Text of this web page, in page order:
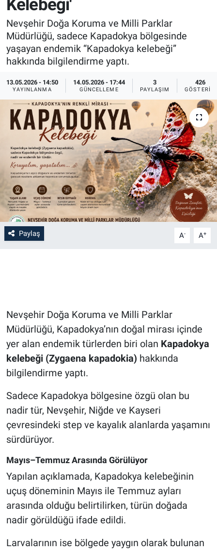
Kelebeği'
Nevşehir Doğa Koruma ve Milli Parklar
Müdürlüğü, sadece Kapadokya bölgesinde
yaşayan endemik “Kapadokya kelebeği”
hakkında bilgilendirme yaptı.
13.05.2026 - 14:50
YAYINLANMA
14.05.2026 - 17:44
GÜNCELLEME
3
PAYLAŞIM
426
GÖSTERIM
Paylaş A- A+
Nevşehir Doğa Koruma ve Milli Parklar
Müdürlüğü, Kapadokya’nın doğal mirası içinde
yer alan endemik türlerden biri olan Kapadokya
kelebeği (Zygaena kapadokia) hakkında
bilgilendirme yaptı.
Sadece Kapadokya bölgesine özgü olan bu
nadir tür, Nevşehir, Niğde ve Kayseri
çevresindeki step ve kayalık alanlarda yaşamını
sürdürüyor.
Mayıs–Temmuz Arasında Görülüyor
Yapılan açıklamada, Kapadokya kelebeğinin
uçuş döneminin Mayıs ile Temmuz ayları
arasında olduğu belirtilirken, türün doğada
nadir görüldüğü ifade edildi.
Larvalarının ise bölgede yaygın olarak bulunan
Sağlık
Yerel
Genel
Asayiş
İlan - Duyuru- Mesaj
Türkiye Gündemi
Sizden Gelenler
Yaşam
Sağlık
Eğitim
Kültür
3.Sayfa
Medya
Bilim-Tek
Kayseri
Niğde
Aksaray
Yerel
Genel
Asayiş
Kültür - Sanat
Magazin
İlan - Duyuru- Mesaj
Türkiye Gündemi
Sizden Gelenler